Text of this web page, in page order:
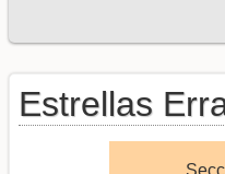
Estrellas